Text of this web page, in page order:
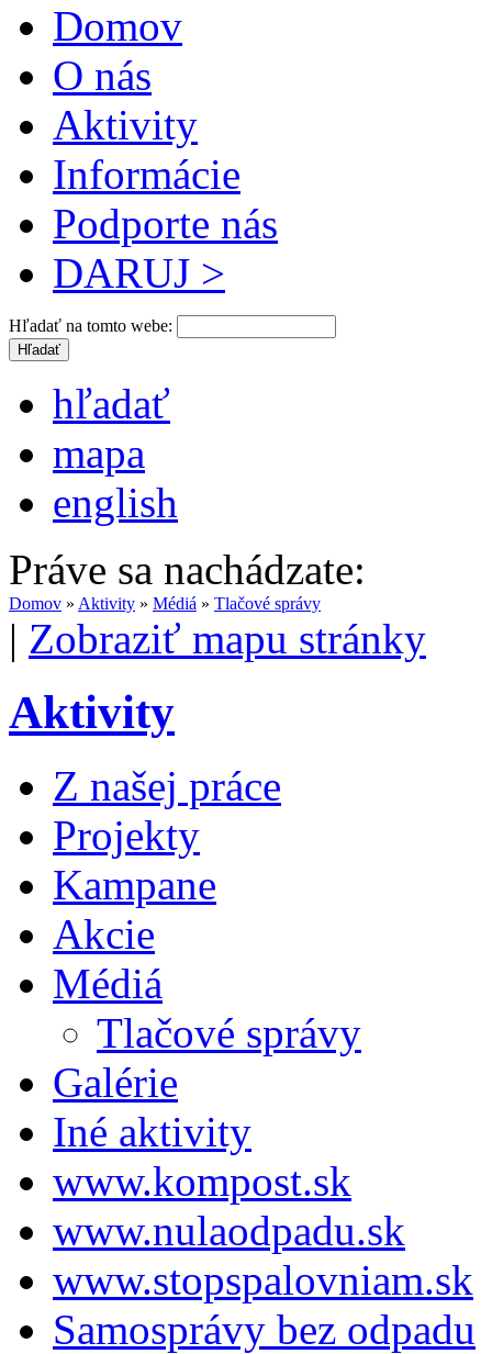
Domov
O nás
Aktivity
Informácie
Podporte nás
DARUJ >
Hľadať na tomto webe:
hľadať
mapa
english
Práve sa nachádzate:
Domov » Aktivity » Médiá » Tlačové správy
| Zobraziť mapu stránky
Aktivity
Z našej práce
Projekty
Kampane
Akcie
Médiá
Tlačové správy
Galérie
Iné aktivity
www.kompost.sk
www.nulaodpadu.sk
www.stopspalovniam.sk
Samosprávy bez odpadu